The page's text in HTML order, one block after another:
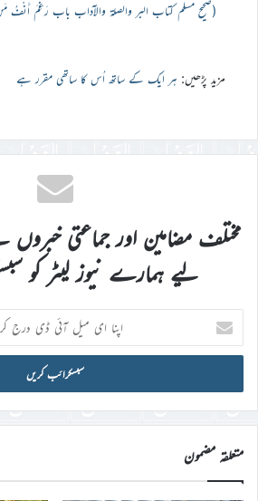
(صحیح مسلم كتاب البر والصلة والآداب باب رَغِمَ أَنْفُ مَنْ
مزید پڑھیں: ہر ایک کے ساتھ اُس کا ساتھی مقرر ہے
مختلف مضامین اور جماعتی
لیے ہمارے نیوز لیٹر کو
اپنا
ای
میل
ڈی
درج
کریں
متعلقہ مضمون